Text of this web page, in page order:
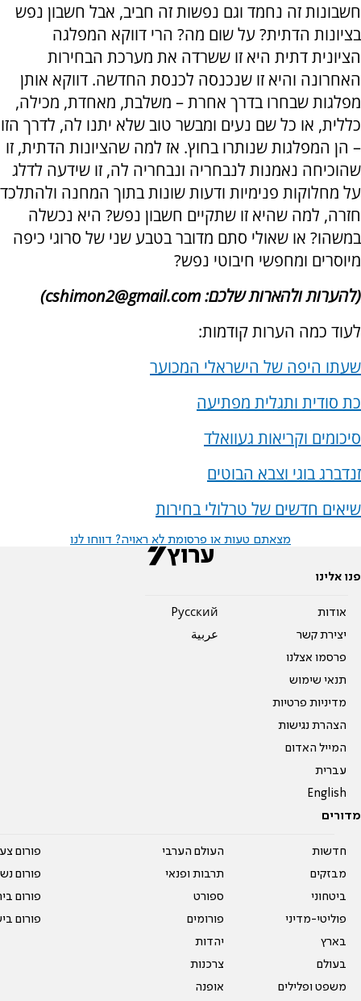
חשבונות זה נחמד וגם נפשות זה חביב, אבל חשבון נפש
בציונות הדתית? על שום מה? הרי דווקא המפלגה
הציונית דתית היא זו ששרדה את מערכת הבחירות
האחרונה והיא זו שנכנסה לכנסת החדשה. דווקא אותן
מפלגות שבחרו בדרך אחרת – משלבת, מאחדת, מכילה,
כללית, או כל שם נעים ומבשר טוב שלא יתנו לה, לדרך הזו
– הן המפלגות שנותרו בחוץ. אז למה שהציונות הדתית, זו
שהוכיחה נאמנות לנבחריה ונבחריה לה, זו שידעה לדלג
על מחלוקות פנימיות ודעות שונות בתוך המחנה ולהתלכד
חזרה, למה שהיא זו שתקיים חשבון נפש? היא נכשלה
במשהו? או שאולי סתם מדובר בטבע שני של סרוגי כיפה
מיוסרים ומחפשי חיבוטי נפש?
(להערות ולהארות שלכם: cshimon2@gmail.com)
לעוד כמה הערות קודמות:
שעתו היפה של הישראלי המכוער
כת סודית ותגלית מפתיעה
סיכומים וקריאות געוואלד
זנדברג בוגי וצבא הבוטים
שיאים חדשים של טרלולי בחירות
מצאתם טעות או פרסומת לא ראויה? דווחו לנו
פנו אלינו
אודות
יצירת קשר
פרסמו אצלנו
תנאי שימוש
מדיניות פרטיות
הצהרת נגישות
המייל האדום
עברית
English
Pусский
عربية
מדורים
חדשות
מבזקים
ביטחוני
פוליטי-מדיני
בארץ
בעולם
משפט ופלילים
העולם הערבי
תרבות ופנאי
ספורט
פורומים
יהדות
צרכנות
אופנה
פורום
פורום
פורום
פורום